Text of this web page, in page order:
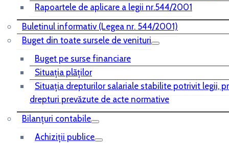
Rapoartele de aplicare a legii nr.544/2001
Buletinul informativ (Legea nr. 544/2001)
Buget din toate sursele de venituri
Buget pe surse financiare
Situaţia plăţilor
Situaţia drepturilor salariale stabilite potrivit legii,
drepturi prevăzute de acte normative
Bilanţuri contabile
Achiziţii publice